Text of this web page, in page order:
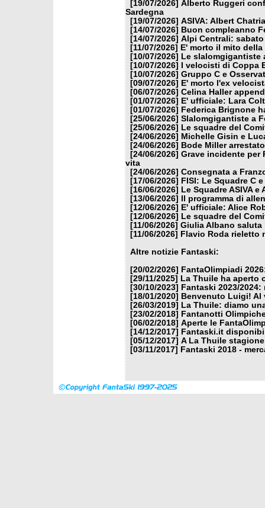
[19/07/2026] Alberto Ruggeri
Sardegna
[19/07/2026] ASIVA: Albert
[14/07/2026]
Buon compleanno
[14/07/2026] Alpi Centrali:
[11/07/2026]
E' morto il mito
[10/07/2026]
Le
[10/07/2026]
I velocisti di Coppa
[10/07/2026] Gruppo C e
[09/07/2026]
E' morto l'ex
[06/07/2026] Celina Haller
[01/07/2026]
E' ufficiale: Lara
[01/07/2026]
Federica Brignone
[25/06/2026] Slalomgigantiste a
[25/06/2026]
Le squadre del
[24/06/2026] Michelle Gisin e
[24/06/2026]
Bode Miller
[24/06/2026] Grave incidente per
vita
[24/06/2026] Consegnata a
[17/06/2026]
FISI: Le Squadre C
[16/06/2026]
Le Squadre ASIVA
[13/06/2026]
Il programma di
[12/06/2026]
E' ufficiale: Alice
[12/06/2026]
Le squadre del
[11/06/2026] Giulia Albano saluta
[11/06/2026]
Flavio Roda rieletto
Altre notizie Fantaski:
[20/02/2026]
FantaOlimpiadi
[29/11/2025]
La Thuile ha aperto
[30/10/2023]
Fantaski 2023/
[18/01/2020]
Benvenuto Luigi! Al
[26/03/2019]
La Thuile: diamo
[23/02/2018]
Fantanotti
[06/02/2018] Aperte le
[14/12/2017]
Fantaski.it
[05/12/2017] A La Thuile
[03/11/2017]
Fantaski 2018 -